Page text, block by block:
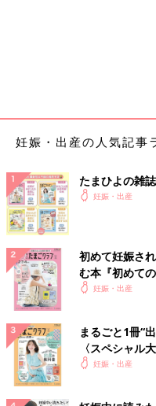
妊娠・出産の人気記事
たまひよの雑誌
妊娠・出産
初めて妊娠さ
む本『初めて
妊娠・出産
まるごと1冊“
〈スペシャル
妊娠・出産